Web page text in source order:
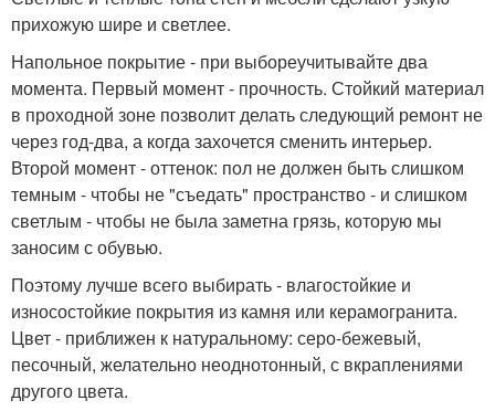
прихожую шире и светлее.
Напольное покрытие - при выбореучитывайте два
момента. Первый момент - прочность. Стойкий материал
в проходной зоне позволит делать следующий ремонт не
через год-два, а когда захочется сменить интерьер.
Второй момент - оттенок: пол не должен быть слишком
темным - чтобы не "съедать" пространство - и слишком
светлым - чтобы не была заметна грязь, которую мы
заносим с обувью.
Поэтому лучше всего выбирать - влагостойкие и
износостойкие покрытия из камня или керамогранита.
Цвет - приближен к натуральному: серо-бежевый,
песочный, желательно неоднотонный, с вкраплениями
другого цвета.